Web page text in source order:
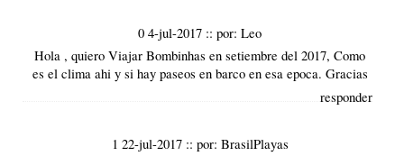
0 4-jul-2017 ::por:Leo
Hola , quiero Viajar Bombinhas en setiembre del 2017, Como
es el clima ahi y si hay paseos en barco en esa epoca. Gracias
responder
1 22-jul-2017 :: por: BrasilPlayas